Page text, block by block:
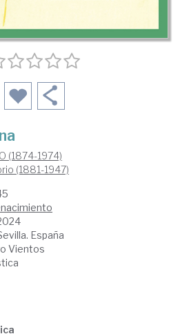
(1874-1974)
(1881-1947)
España
Vientos